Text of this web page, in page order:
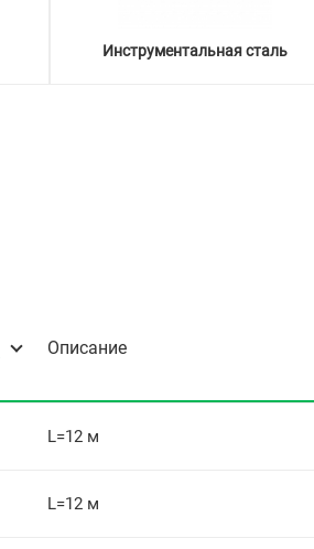
Инструментальная сталь
Описание
L=12 м
L=12 м